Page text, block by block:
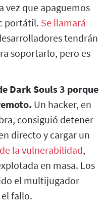
vez que apaguemos
portátil. Se llamará
tendrán
soportarlo, pero es
Dark Souls 3 porque
Un hacker, en
consiguió detener
directo y cargar un
la vulnerabilidad,
en masa. Los
el multijugador
fallo.